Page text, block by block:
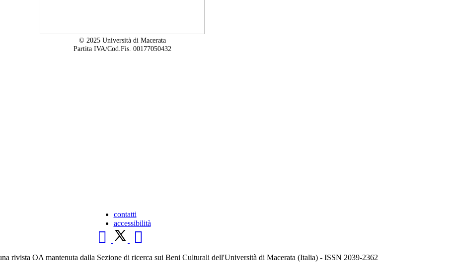
© 2025 Università di Macerata
Partita IVA/Cod.Fis. 00177050432
contatti
accessibilità
rivista OA mantenuta dalla Sezione di ricerca sui Beni Culturali dell'Università di Macerata (Italia) - ISSN 2039-2362